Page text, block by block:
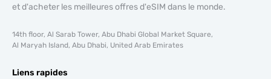
et d'acheter les meilleures offres d'eSIM dans le monde.
14th floor, Al Sarab Tower, Abu Dhabi Global Market Square,
Al Maryah Island, Abu Dhabi, United Arab Emirates
Liens rapides